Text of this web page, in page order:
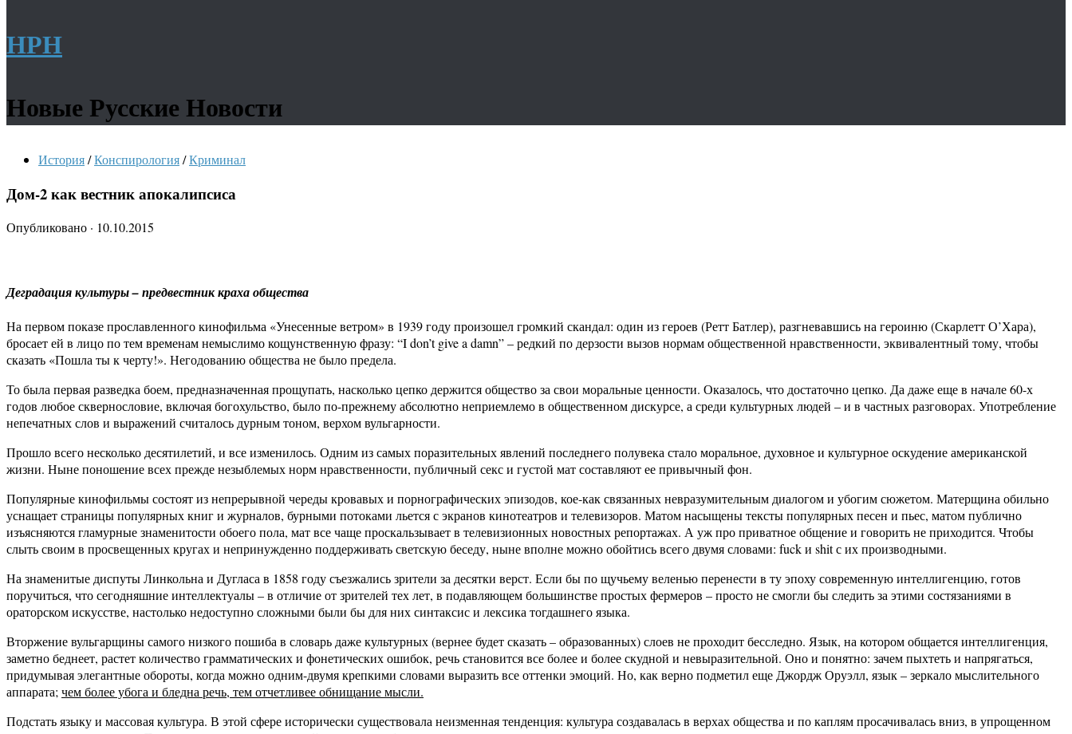
НРН
Новые Русские Новости
История/Конспирология/Криминал
Дом-2 как вестник апокалипсиса
Опубликовано · 10.10.2015
Деградация культуры – предвестник краха общества
На первом показе прославленного кинофильма «Унесенные ветром» в 1939 году произошел громкий скандал: один из героев (Ретт Батлер), разгневавшись на героиню (Скарлетт О’Хара),
бросает ей в лицо по тем временам немыслимо кощунственную фразу: “I don’t give a damn” – редкий по дерзости вызов нормам общественной нравственности, эквивалентный тому, чтобы
сказать «Пошла ты к черту!». Негодованию общества не было предела.
То была первая разведка боем, предназначенная прощупать, насколько цепко держится общество за свои моральные ценности. Оказалось, что достаточно цепко. Да даже еще в начале 60-х
годов любое сквернословие, включая богохульство, было по-прежнему абсолютно неприемлемо в общественном дискурсе, а среди культурных людей – и в частных разговорах. Употребление
непечатных слов и выражений считалось дурным тоном, верхом вульгарности.
Прошло всего несколько десятилетий, и все изменилось. Одним из самых поразительных явлений последнего полувека стало моральное, духовное и культурное оскудение американской
жизни. Ныне поношение всех прежде незыблемых норм нравственности, публичный секс и густой мат составляют ее привычный фон.
Популярные кинофильмы состоят из непрерывной череды кровавых и порнографических эпизодов, кое-как связанных невразумительным диалогом и убогим сюжетом. Матерщина обильно
уснащает страницы популярных книг и журналов, бурными потоками льется с экранов кинотеатров и телевизоров. Матом насыщены тексты популярных песен и пьес, матом публично
изъясняются гламурные знаменитости обоего пола, мат все чаще проскальзывает в телевизионных новостных репортажах. А уж про приватное общение и говорить не приходится. Чтобы
слыть своим в просвещенных кругах и непринужденно поддерживать светскую беседу, ныне вполне можно обойтись всего двумя словами: fuck и shit с их производными.
На знаменитые диспуты Линкольна и Дугласа в 1858 году съезжались зрители за десятки верст. Если бы по щучьему веленью перенести в ту эпоху современную интеллигенцию, готов
поручиться, что сегодняшние интеллектуалы – в отличие от зрителей тех лет, в подавляющем большинстве простых фермеров – просто не смогли бы следить за этими состязаниями в
ораторском искусстве, настолько недоступно сложными были бы для них синтаксис и лексика тогдашнего языка.
Вторжение вульгарщины самого низкого пошиба в словарь даже культурных (вернее будет сказать – образованных) слоев не проходит бесследно. Язык, на котором общается интеллигенция,
заметно беднеет, растет количество грамматических и фонетических ошибок, речь становится все более и более скудной и невыразительной. Оно и понятно: зачем пыхтеть и напрягаться,
придумывая элегантные обороты, когда можно одним-двумя крепкими словами выразить все оттенки эмоций. Но, как верно подметил еще Джордж Оруэлл, язык – зеркало мыслительного
аппарата; чем более убога и бледна речь, тем отчетливее обнищание мысли.
Подстать языку и массовая культура. В этой сфере исторически существовала неизменная тенденция: культура создавалась в верхах общества и по каплям просачивалась вниз, в упрощенном